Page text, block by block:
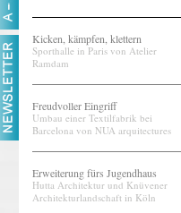
Kicken, kämpfen, klettern
Sporthalle in Paris von Atelier
Ramdam
Freudvoller Eingriff
Umbau einer Textilfabrik bei
Barcelona von NUA arquitectures
Erweiterung fürs Jugendhaus
Hutta Architektur und Knüvener
Architekturlandschaft in Köln